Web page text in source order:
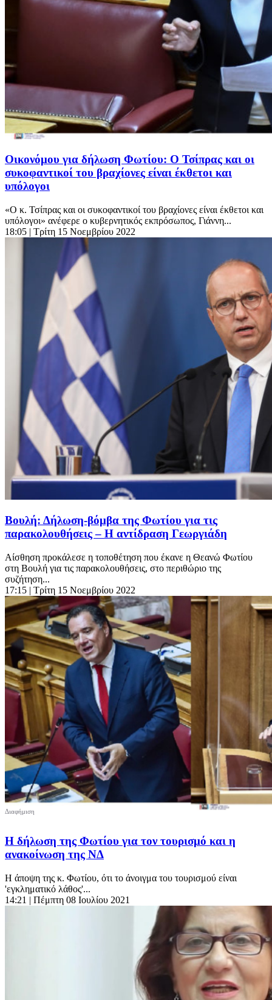
Οικονόμου για δήλωση Φωτίου: Ο Τσίπρας και οι
συκοφαντικοί του βραχίονες είναι έκθετοι και
υπόλογοι
«Ο κ. Τσίπρας και οι συκοφαντικοί του βραχίονες είναι έκθετοι και
υπόλογοι» ανέφερε ο κυβερνητικός εκπρόσωπος, Γιάννη...
18:05 | Τρίτη 15 Νοεμβρίου 2022
Βουλή: Δήλωση-βόμβα της Φωτίου για τις
παρακολουθήσεις – Η αντίδραση Γεωργιάδη
Αίσθηση προκάλεσε η τοποθέτηση που έκανε η Θεανώ Φωτίου
στη Βουλή για τις παρακολουθήσεις, στο περιθώριο της
συζήτηση...
17:15 | Τρίτη 15 Νοεμβρίου 2022
Η δήλωση της Φωτίου για τον τουρισμό και η
ανακοίνωση της ΝΔ
Η άποψη της κ. Φωτίου, ότι το άνοιγμα του τουρισμού είναι
'εγκληματικό λάθος'...
14:21 | Πέμπτη 08 Ιουλίου 2021